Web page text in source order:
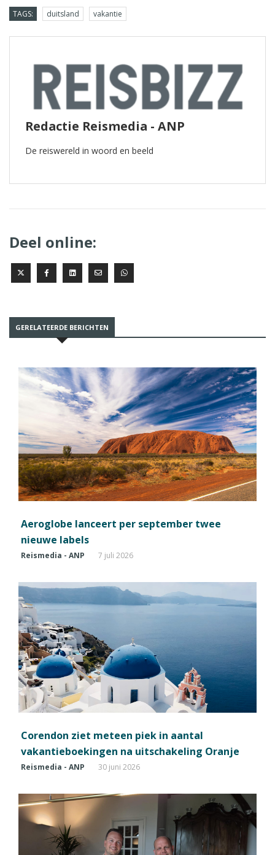
TAGS: duitsland vakantie
Redactie Reismedia - ANP
De reiswereld in woord en beeld
Deel online:
GERELATEERDE BERICHTEN
Aeroglobe lanceert per september twee
nieuwe labels
Reismedia - ANP 7 juli 2026
Corendon ziet meteen piek in aantal
vakantieboekingen na uitschakeling Oranje
Reismedia - ANP 30 juni 2026